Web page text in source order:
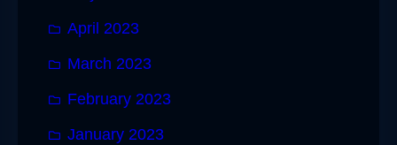
April 2023
March 2023
February 2023
January 2023